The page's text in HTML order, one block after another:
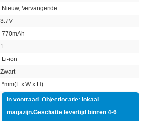
Nieuw, Vervangende
3.7V
770mAh
1
Li-ion
Zwart
*mm(L x W x H)
In voorraad. Objectlocatie: lokaal
magazijn.Geschatte levertijd binnen 4-6